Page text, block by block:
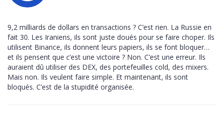
9,2 milliards de dollars en transactions ? C’est rien. La Russie en
fait 30. Les Iraniens, ils sont juste doués pour se faire choper. Ils
utilisent Binance, ils donnent leurs papiers, ils se font bloquer…
et ils pensent que c’est une victoire ? Non. C’est une erreur. Ils
auraient dû utiliser des DEX, des portefeuilles cold, des mixers.
Mais non. Ils veulent faire simple. Et maintenant, ils sont
bloqués. C’est de la stupidité organisée.